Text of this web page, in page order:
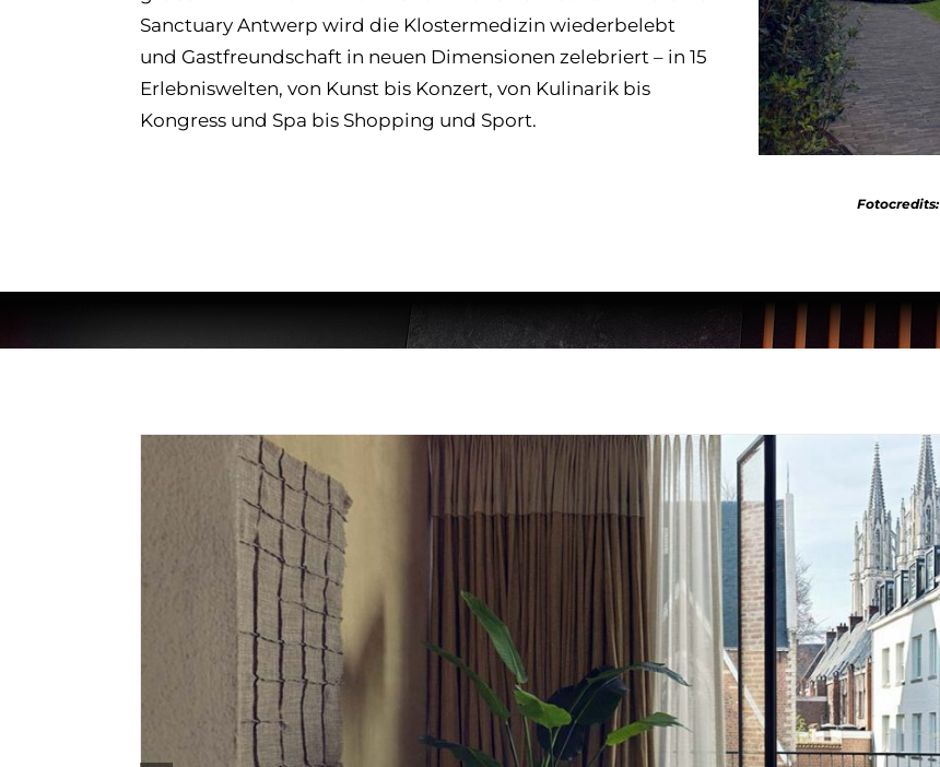
Sanctuary Antwerp wird die Klostermedizin wiederbelebt
und Gastfreundschaft in neuen Dimensionen zelebriert – in 15
Erlebniswelten, von Kunst bis Konzert, von Kulinarik bis
Kongress und Spa bis Shopping und Sport.
Fotocredits: